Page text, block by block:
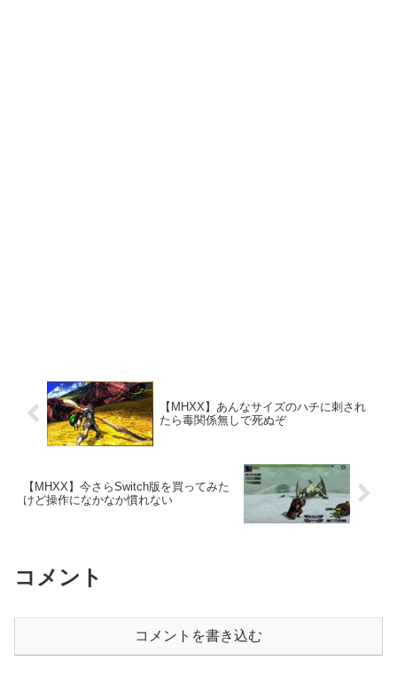
【MHXX】あんなサイズのハチに刺され
たら毒関係無しで死ぬぞ
【MHXX】今さらSwitch版を買ってみた
けど操作になかなか慣れない
コメント
コメントを書き込む